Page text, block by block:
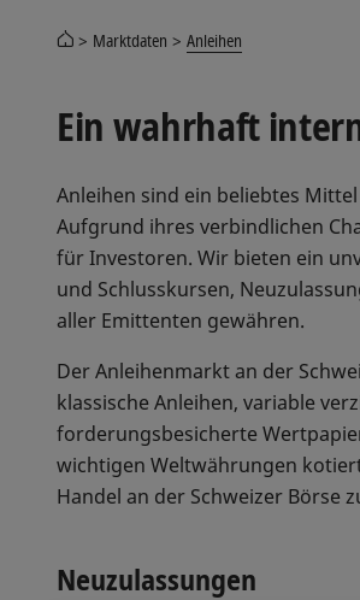
Marktdaten Anleihen
Ein wahrhaft
Anleihen sind ein beliebtes
Aufgrund ihres verbindlichen
für Investoren. Wir bieten ein
und Schlusskursen,
aller Emittenten gewähren.
Der Anleihenmarkt an der
klassische Anleihen, variable
forderungsbesicherte
wichtigen Weltwährungen
Handel an der Schweizer Börse
Neuzulassungen